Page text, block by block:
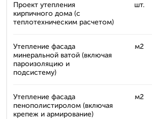
Проект утепления
кирпичного дома (с
теплотехническим расчетом)
шт.
Утепление фасада
минеральной ватой (включая
пароизоляцию и
подсистему)
м2
Утепление фасада
пенополистиролом (включая
крепеж и армирование)
м2